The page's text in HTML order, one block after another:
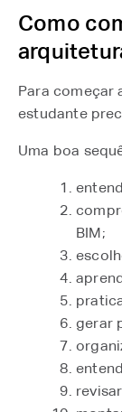
Como
Para começar
estudante
Uma boa
BIM;
gerar